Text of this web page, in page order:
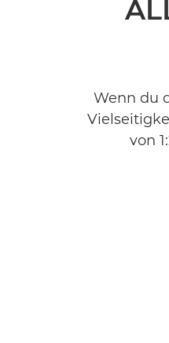
Wenn du
von